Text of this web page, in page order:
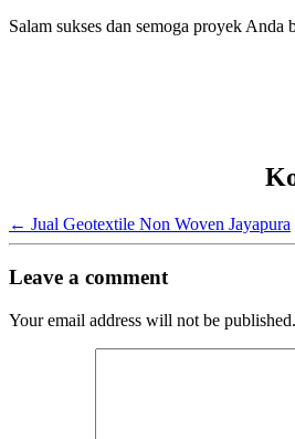
Salam sukses dan semoga proyek Anda
← Jual Geotextile Non Woven Jayapura
Leave a comment
Your email address will not be published.